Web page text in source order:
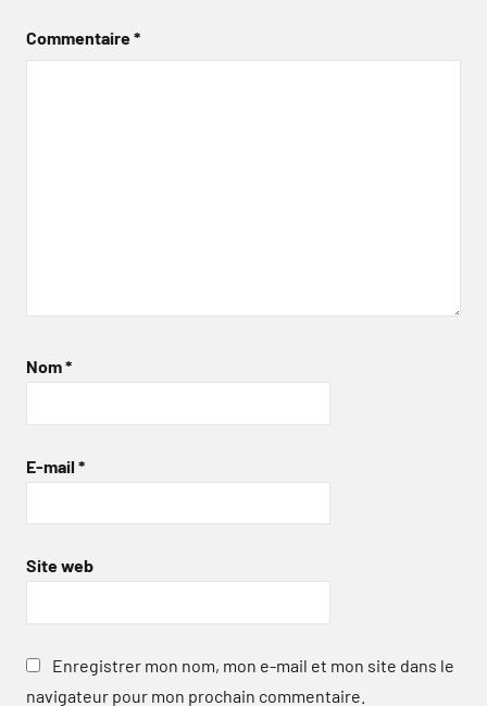
Commentaire*
Nom*
E-mail *
Site web
Enregistrer mon nom, mon e-mail et mon site dans le
navigateur pour mon prochain commentaire.